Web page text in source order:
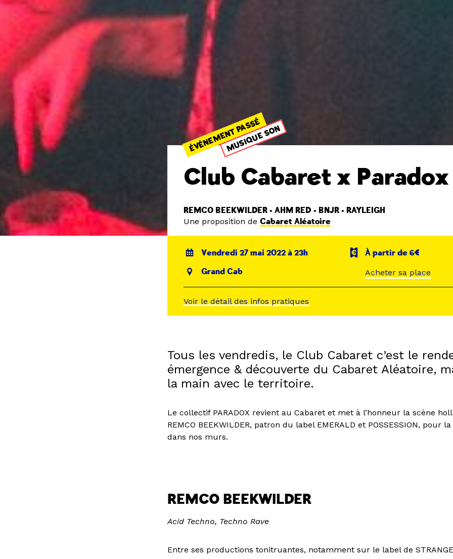
ÉVÉNEMENT PASSÉ
MUSIQUE SON
Club Cabaret x Paradox
REMCO BEEKWILDER + AHM RED + BNJR + RAYLEIGH
Une proposition deCabaret Aléatoire
Vendredi 27 mai 2022 à 23h
À partir de 6€
Grand Cab
Acheter sa place
Voir le détail des infos pratiques
Tous les vendredis, le Club Cabaret c’est le
émergence & découverte du Cabaret Aléatoire,
la main avec le territoire.
Le collectif PARADOX revient au Cabaret et met à l’honneur la scène
REMCO BEEKWILDER, patron du label EMERALD et POSSESSION, pour
dans nos murs.
REMCO BEEKWILDER
Acid Techno, Techno Rave
Entre ses productions tonitruantes, notamment sur le label de